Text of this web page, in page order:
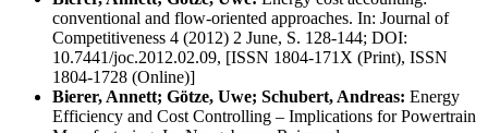
conventional and flow-oriented approaches. In: Journal of
Competitiveness 4 (2012) 2 June, S. 128-144; DOI:
10.7441/joc.2012.02.09, [ISSN 1804-171X (Print), ISSN
1804-1728 (Online)]
Bierer, Annett; Götze, Uwe; Schubert, Andreas: Energy
Efficiency and Cost Controlling – Implications for Powertrain